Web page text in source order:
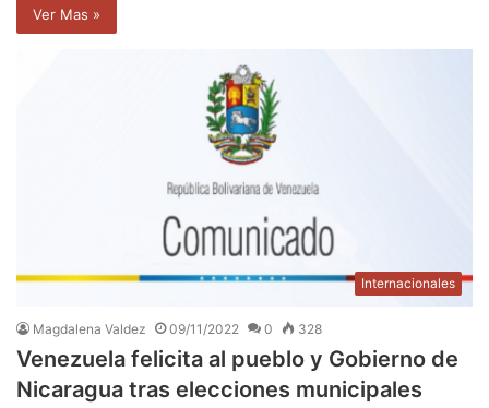
Ver Mas »
Internacionales
Magdalena Valdez 09/11/2022 0 328
Venezuela felicita al pueblo y Gobierno de
Nicaragua tras elecciones municipales